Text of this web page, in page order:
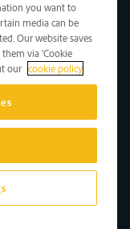
you want to
media can be
Our website saves
them via 'Cookie
our cookie policy